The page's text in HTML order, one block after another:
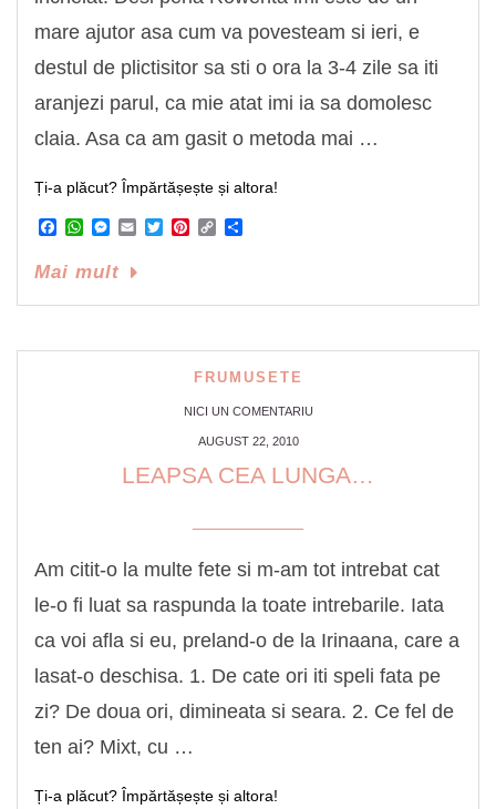
mare ajutor asa cum va povesteam si ieri, e
destul de plictisitor sa sti o ora la 3-4 zile sa iti
aranjezi parul, ca mie atat imi ia sa domolesc
claia. Asa ca am gasit o metoda mai …
Ți-a plăcut? Împărtășește și altora!
Facebook
WhatsApp
Messenger
EmailTwitterPinterest
Copy
Mai mult
FRUMUSETE
NICI UN COMENTARIU
AUGUST 22, 2010
LEAPSA CEA LUNGA…
Am citit-o la multe fete si m-am tot intrebat cat
le-o fi luat sa raspunda la toate intrebarile. Iata
ca voi afla si eu, preland-o de la Irinaana, care a
lasat-o deschisa. 1. De cate ori iti speli fata pe
zi? De doua ori, dimineata si seara. 2. Ce fel de
ten ai? Mixt, cu …
Ți-a plăcut? Împărtășește și altora!